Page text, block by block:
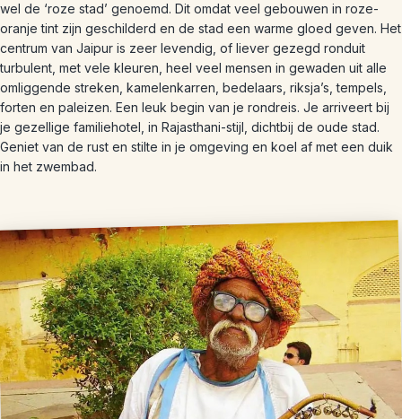
wel de ‘roze stad’ genoemd. Dit omdat veel gebouwen in roze-
oranje tint zijn geschilderd en de stad een warme gloed geven. Het
centrum van Jaipur is zeer levendig, of liever gezegd ronduit
turbulent, met vele kleuren, heel veel mensen in gewaden uit alle
omliggende streken, kamelenkarren, bedelaars, riksja’s, tempels,
forten en paleizen. Een leuk begin van je rondreis. Je arriveert bij
je gezellige familiehotel, in Rajasthani-stijl, dichtbij de oude stad.
Geniet van de rust en stilte in je omgeving en koel af met een duik
in het zwembad.